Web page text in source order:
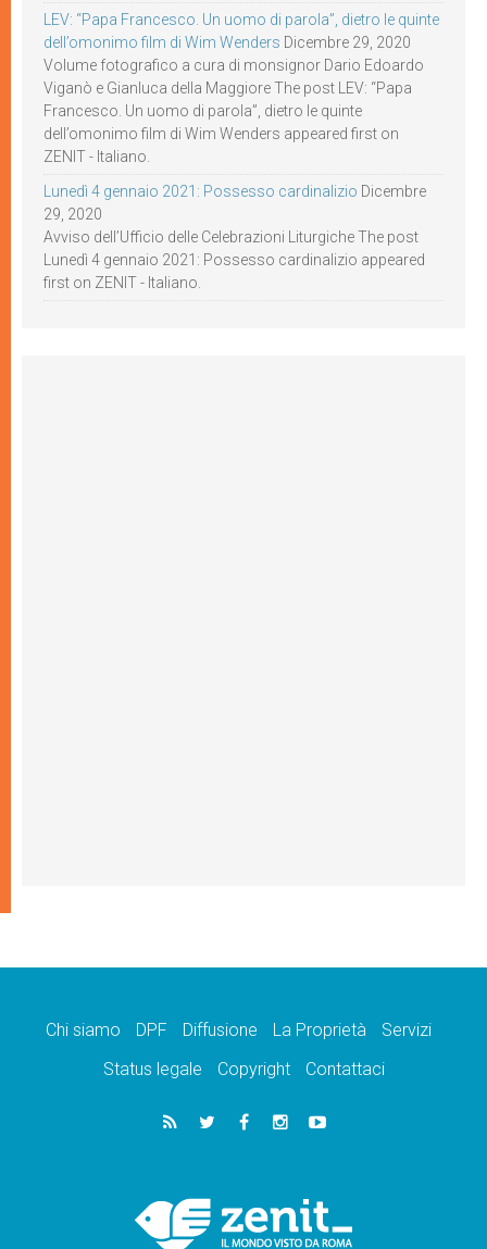
LEV: “Papa Francesco. Un uomo di parola”, dietro le quinte
dell’omonimo film di Wim Wenders Dicembre 29, 2020
Volume fotografico a cura di monsignor Dario Edoardo
Viganò e Gianluca della Maggiore The post LEV: “Papa
Francesco. Un uomo di parola”, dietro le quinte
dell’omonimo film di Wim Wenders appeared first on
ZENIT - Italiano.
Lunedì 4 gennaio 2021: Possesso cardinalizio Dicembre
29, 2020
Avviso dell’Ufficio delle Celebrazioni Liturgiche The post
Lunedì 4 gennaio 2021: Possesso cardinalizio appeared
first on ZENIT - Italiano.
Chi siamo DPF Diffusione La Proprietà
Servizi
Status legale
Copyright Contattaci